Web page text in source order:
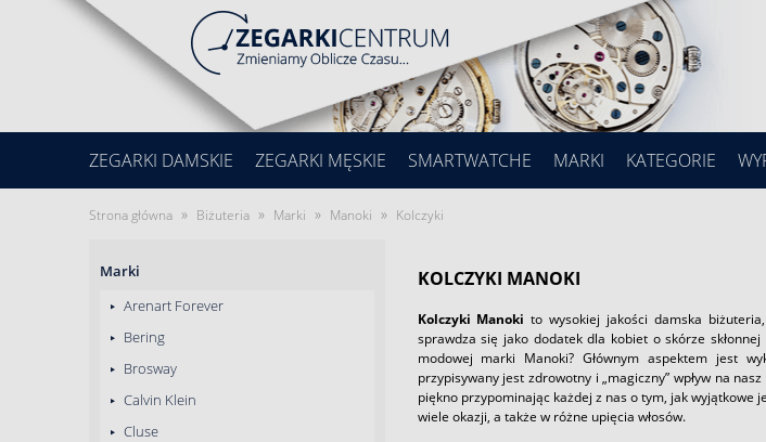
ZEGARKI DAMSKIE ZEGARKI MĘSKIE SMARTWATCHE MARKI KATEGORIE
Strona główna » Biżuteria » Marki » Manoki » Kolczyki
Marki
Arenart Forever
Bering
Brosway
Calvin Klein
Cluse
KOLCZYKI MANOKI
Kolczyki Manoki to wysokiej jakości damska
sprawdza się jako dodatek dla kobiet o skórze
modowej marki Manoki? Głównym aspektem jest
przypisywany jest zdrowotny i „magiczny” wpływ na
piękno przypominając każdej z nas o tym, jak wyjątkowe
wiele okazji, a także w różne upięcia włosów.